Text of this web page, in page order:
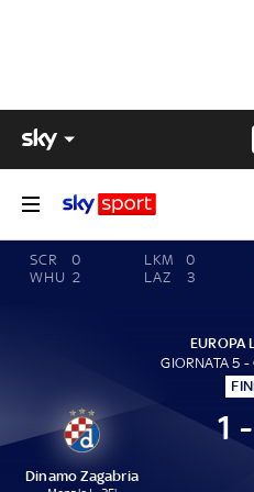
SCR
0
WHU 2
LKM
0
LAZ
3
EUROPA
GIORNATA 5
Dinamo Zagabria
1